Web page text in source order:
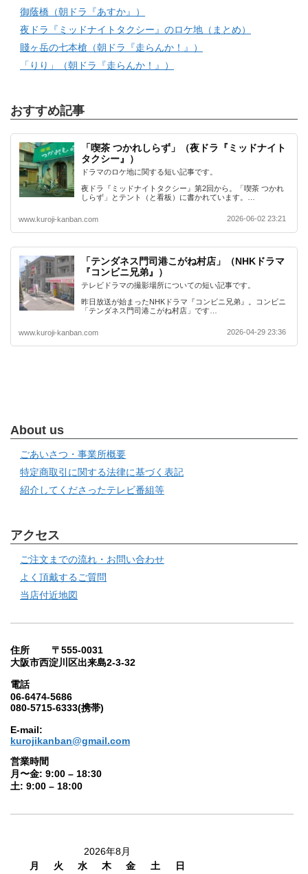
御蔭橋（朝ドラ『あすか』）
夜ドラ『ミッドナイトタクシー』のロケ地（まとめ）
賤ヶ岳の七本槍（朝ドラ『走らんか！』）
「りり」（朝ドラ『走らんか！』）
おすすめ記事
「喫茶 つかれしらず」（夜ドラ『ミッドナイト
タクシー』）
ドラマのロケ地に関する短い記事です。
夜ドラ『ミッドナイトタクシー』第2回から。「喫茶 つかれ
しらず」とテント（と看板）に書かれています。…
www.kuroji-kanban.com 2026-06-02 23:21
「テンダネス門司港こがね村店」（NHKドラマ
『コンビニ兄弟』）
テレビドラマの撮影場所についての短い記事です。
昨日放送が始まったNHKドラマ『コンビニ兄弟』。コンビニ
「テンダネス門司港こがね村店」です…
www.kuroji-kanban.com 2026-04-29 23:36
About us
ごあいさつ・事業所概要
特定商取引に関する法律に基づく表記
紹介してくださったテレビ番組等
アクセス
ご注文までの流れ・お問い合わせ
よく頂戴するご質問
当店付近地図
住所 〒555-0031
大阪市西淀川区出来島2-3-32
電話
06-6474-5686
080-5715-6333(携帯)
E-mail:
kurojikanban@gmail.com
営業時間
月〜金: 9:00 – 18:30
土: 9:00 – 18:00
2026年8月
月
火 水 木 金 土
日